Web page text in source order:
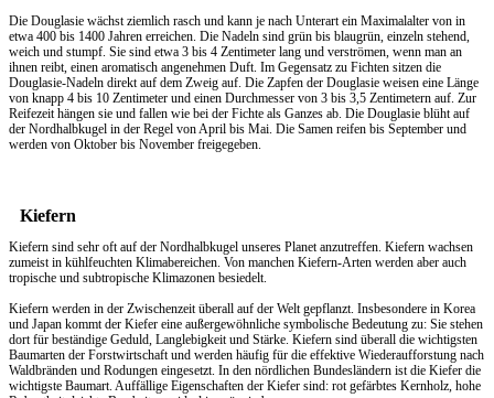
Die Douglasie wächst ziemlich rasch und kann je nach Unterart ein Maximalalter von in
etwa 400 bis 1400 Jahren erreichen. Die Nadeln sind grün bis blaugrün, einzeln stehend,
weich und stumpf. Sie sind etwa 3 bis 4 Zentimeter lang und verströmen, wenn man an
ihnen reibt, einen aromatisch angenehmen Duft. Im Gegensatz zu Fichten sitzen die
Douglasie-Nadeln direkt auf dem Zweig auf. Die Zapfen der Douglasie weisen eine Länge
von knapp 4 bis 10 Zentimeter und einen Durchmesser von 3 bis 3,5 Zentimetern auf. Zur
Reifezeit hängen sie und fallen wie bei der Fichte als Ganzes ab. Die Douglasie blüht auf
der Nordhalbkugel in der Regel von April bis Mai. Die Samen reifen bis September und
werden von Oktober bis November freigegeben.
Kiefern
Kiefern sind sehr oft auf der Nordhalbkugel unseres Planet anzutreffen. Kiefern wachsen
zumeist in kühlfeuchten Klimabereichen. Von manchen Kiefern-Arten werden aber auch
tropische und subtropische Klimazonen besiedelt.
Kiefern werden in der Zwischenzeit überall auf der Welt gepflanzt. Insbesondere in Korea
und Japan kommt der Kiefer eine außergewöhnliche symbolische Bedeutung zu: Sie stehen
dort für beständige Geduld, Langlebigkeit und Stärke. Kiefern sind überall die wichtigsten
Baumarten der Forstwirtschaft und werden häufig für die effektive Wiederaufforstung nach
Waldbränden und Rodungen eingesetzt. In den nördlichen Bundesländern ist die Kiefer die
wichtigste Baumart. Auffällige Eigenschaften der Kiefer sind: rot gefärbtes Kernholz, hohe